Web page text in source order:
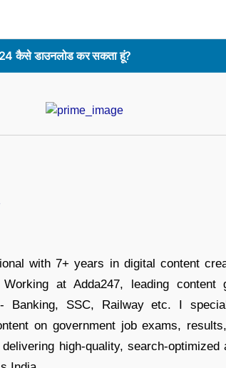
कैसे डाउनलोड कर सकता हूं?
with 7+ years in digital content
at Adda247, leading content
SSC, Railway etc. I
on government job exams,
high-quality, search-optimized